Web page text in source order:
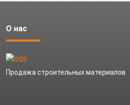
О нас
Продажа строительных материалов